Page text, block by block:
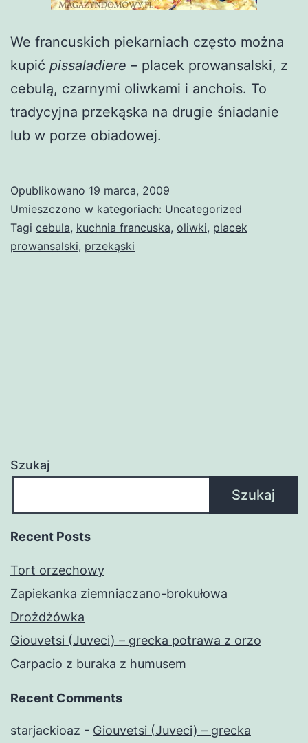
We francuskich piekarniach często można
kupić pissaladiere – placek prowansalski, z
cebulą, czarnymi oliwkami i anchois. To
tradycyjna przekąska na drugie śniadanie
lub w porze obiadowej.
Opublikowano 19 marca, 2009
Umieszczono w kategoriach: Uncategorized
Tagi cebula, kuchnia francuska, oliwki, placek
prowansalski, przekąski
Szukaj
Szukaj
Recent Posts
Tort orzechowy
Zapiekanka ziemniaczano-brokułowa
Drożdżówka
Giouvetsi (Juveci) – grecka potrawa z orzo
Carpacio z buraka z humusem
Recent Comments
starjackioaz - Giouvetsi (Juveci) – grecka